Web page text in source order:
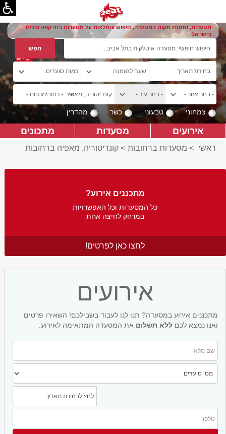
מסעדות, הזמנת מקום במסעדה, חיפוש והמלצות על מסעדות בתי קפה וברים
בישראל
צמחוני טבעוני כשר מהדרין
אירועים מסעדות מתכונים
ראשי > מסעדות ברחובות > קונדיטוריה, מאפיה ברחובות
מתכננים אירוע?
כל המסעדות וכל האפשרויות
במרחק לחיצה אחת
לחצו כאן לפרטים!
אירועים
מתכננים אירוע במסעדה? תנו לנו לעבוד בשבילכם! השאירו פרטים
ואנו נמצא לכם ללא תשלום את המסעדה המתאימה לאירוע.